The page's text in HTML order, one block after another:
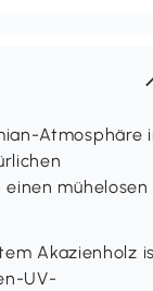
Atmosphäre
mühelosen
Akazienholz
UV-